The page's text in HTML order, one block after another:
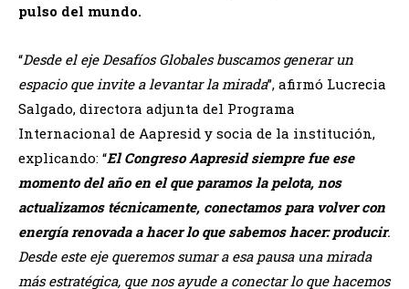
pulso del mundo.
“Desde el eje Desafíos Globales buscamos generar un
espacio que invite a levantar la mirada”, afirmó Lucrecia
Salgado, directora adjunta del Programa
Internacional de Aapresid y socia de la institución,
explicando: “El Congreso Aapresid siempre fue ese
momento del año en el que paramos la pelota, nos
actualizamos técnicamente, conectamos para volver con
energía renovada a hacer lo que sabemos hacer: producir.
Desde este eje queremos sumar a esa pausa una mirada
más estratégica, que nos ayude a conectar lo que hacemos